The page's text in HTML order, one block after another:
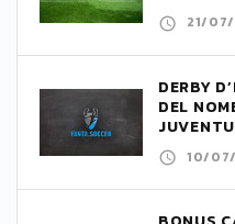
21/
DERBY
DEL
10/